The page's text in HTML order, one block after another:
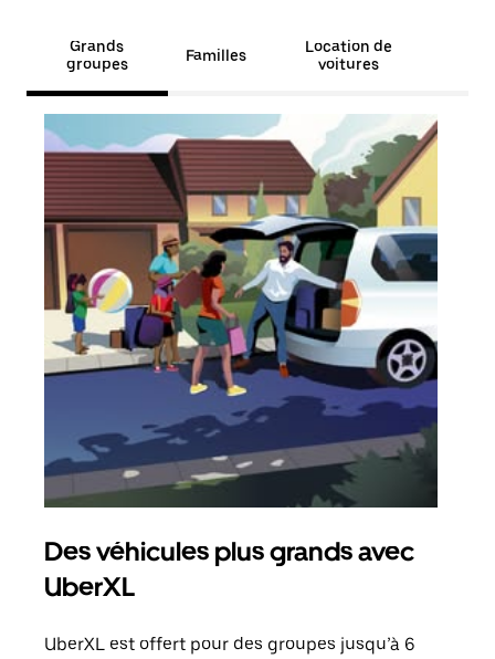
Grands
groupes
Familles
Location de
voitures
Des véhicules plus grands avec
UberXL
UberXL est offert pour des groupes jusqu’à 6